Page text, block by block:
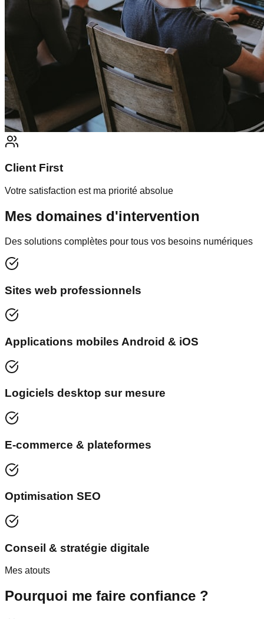
Client First
Votre satisfaction est ma priorité absolue
Mes domaines d'intervention
Des solutions complètes pour tous vos besoins numériques
Sites web professionnels
Applications mobiles Android & iOS
Logiciels desktop sur mesure
E-commerce & plateformes
Optimisation SEO
Conseil & stratégie digitale
Mes atouts
Pourquoi me faire confiance ?